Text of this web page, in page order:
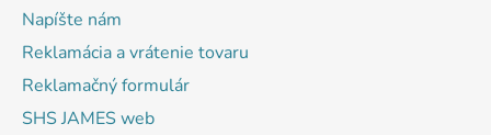
Napíšte nám
Reklamácia a vrátenie tovaru
Reklamačný formulár
SHS JAMES web